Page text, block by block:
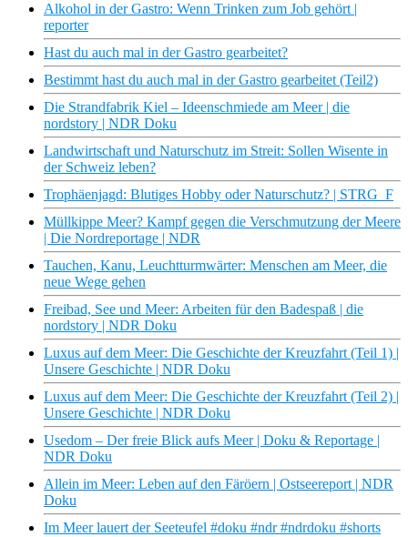
Alkohol in der Gastro: Wenn Trinken zum Job gehört |
reporter
Hast du auch mal in der Gastro gearbeitet?
Bestimmt hast du auch mal in der Gastro gearbeitet (Teil2)
Die Strandfabrik Kiel – Ideenschmiede am Meer | die
nordstory | NDR Doku
Landwirtschaft und Naturschutz im Streit: Sollen Wisente in
der Schweiz leben?
Trophäenjagd: Blutiges Hobby oder Naturschutz? | STRG_F
Müllkippe Meer? Kampf gegen die Verschmutzung der Meere
| Die Nordreportage | NDR
Tauchen, Kanu, Leuchtturmwärter: Menschen am Meer, die
neue Wege gehen
Freibad, See und Meer: Arbeiten für den Badespaß | die
nordstory | NDR Doku
Luxus auf dem Meer: Die Geschichte der Kreuzfahrt (Teil 1) |
Unsere Geschichte | NDR Doku
Luxus auf dem Meer: Die Geschichte der Kreuzfahrt (Teil 2) |
Unsere Geschichte | NDR Doku
Usedom – Der freie Blick aufs Meer | Doku & Reportage |
NDR Doku
Allein im Meer: Leben auf den Färöern | Ostseereport | NDR
Doku
Im Meer lauert der Seeteufel #doku #ndr #ndrdoku #shorts